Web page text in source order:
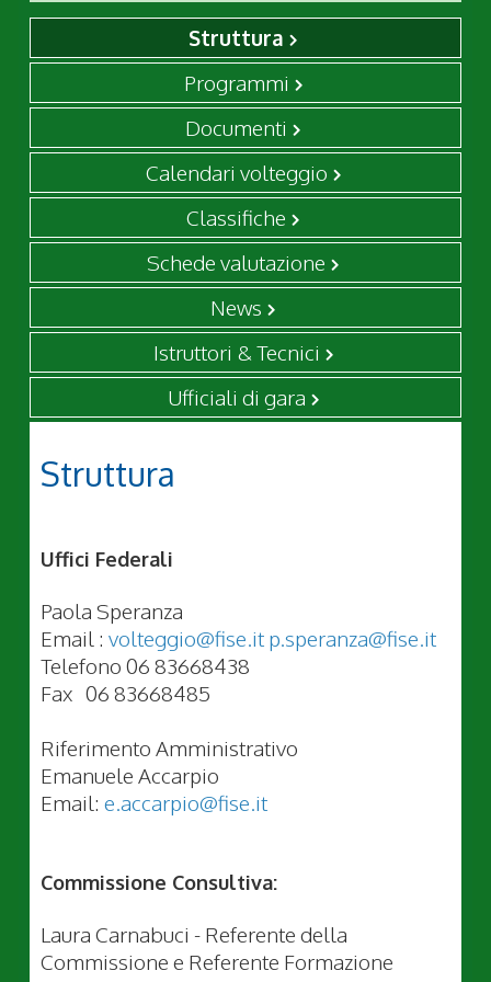
Struttura
Programmi
Documenti
Calendari volteggio
Classifiche
Schede valutazione
News
Istruttori & Tecnici
Ufficiali di gara
Struttura
Uffici Federali
Paola Speranza
Email : volteggio@fise.it p.speranza@fise.it
Telefono 06 83668438
Fax 06 83668485
Riferimento Amministrativo
Emanuele Accarpio
Email: e.accarpio@fise.it
Commissione Consultiva:
Laura Carnabuci - Referente della
Commissione e Referente Formazione